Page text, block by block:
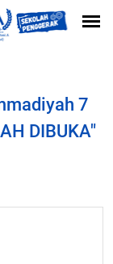
7
DIBUKA"